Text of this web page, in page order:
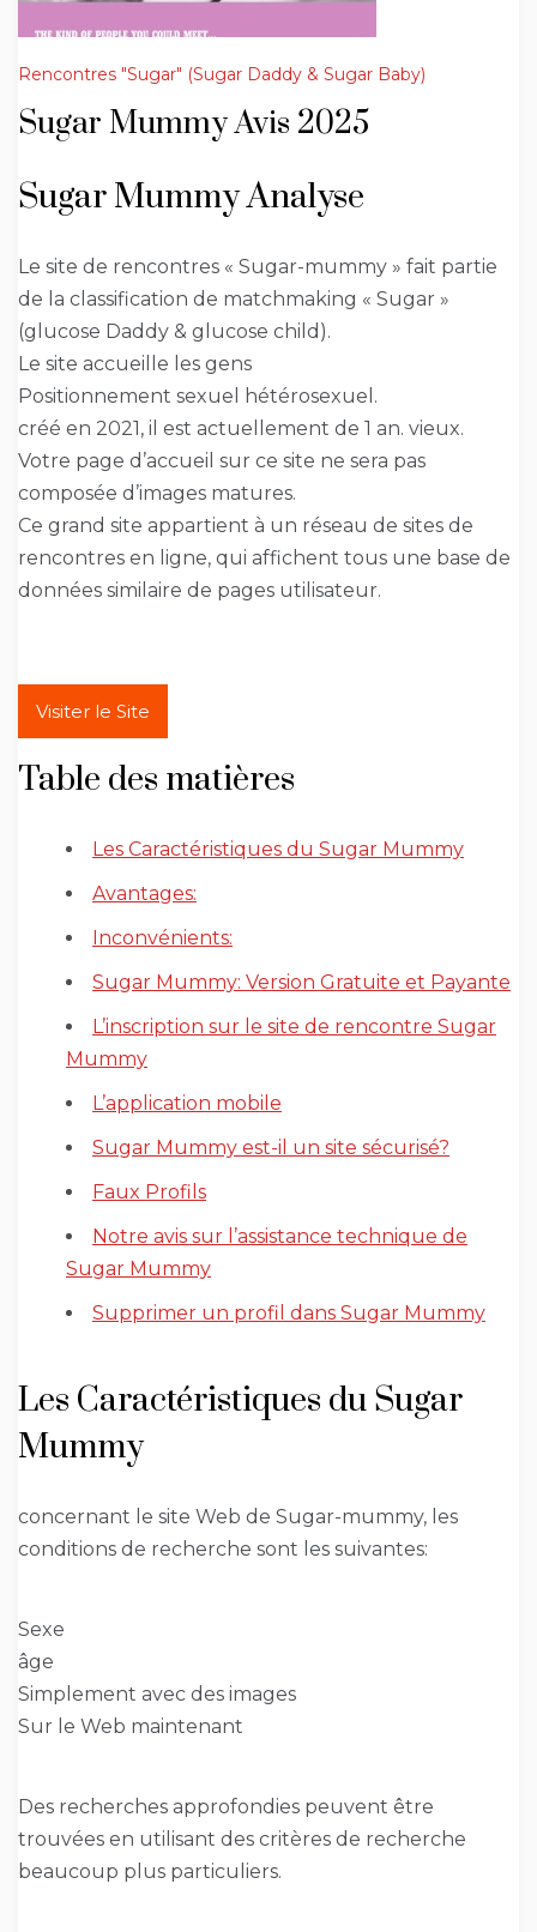
Rencontres "Sugar" (Sugar Daddy & Sugar Baby)
Sugar Mummy Avis 2025
Sugar Mummy Analyse
Le site de rencontres « Sugar-mummy » fait partie
de la classification de matchmaking « Sugar »
(glucose Daddy & glucose child).
Le site accueille les gens
Positionnement sexuel hétérosexuel.
créé en 2021, il est actuellement de 1 an. vieux.
Votre page d’accueil sur ce site ne sera pas
composée d’images matures.
Ce grand site appartient à un réseau de sites de
rencontres en ligne, qui affichent tous une base de
données similaire de pages utilisateur.
Visiter le Site
Table des matières
Les Caractéristiques du Sugar Mummy
Avantages:
Inconvénients:
Sugar Mummy: Version Gratuite et Payante
L’inscription sur le site de rencontre Sugar
Mummy
L’application mobile
Sugar Mummy est-il un site sécurisé?
Faux Profils
Notre avis sur l’assistance technique de
Sugar Mummy
Supprimer un profil dans Sugar Mummy
Les Caractéristiques du Sugar
Mummy
concernant le site Web de Sugar-mummy, les
conditions de recherche sont les suivantes:
Sexe
âge
Simplement avec des images
Sur le Web maintenant
Des recherches approfondies peuvent être
trouvées en utilisant des critères de recherche
beaucoup plus particuliers.